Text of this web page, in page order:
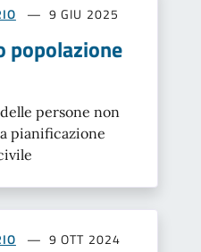
9 GIU 2025
popolazione
persone non
pianificazione
9 OTT 2024